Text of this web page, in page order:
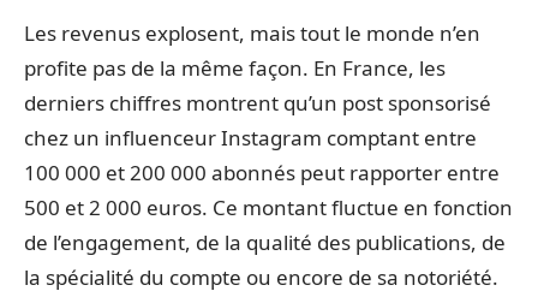
Les revenus explosent, mais tout le monde n’en
profite pas de la même façon. En France, les
derniers chiffres montrent qu’un post sponsorisé
chez un influenceur Instagram comptant entre
100 000 et 200 000 abonnés peut rapporter entre
500 et 2 000 euros. Ce montant fluctue en fonction
de l’engagement, de la qualité des publications, de
la spécialité du compte ou encore de sa notoriété.